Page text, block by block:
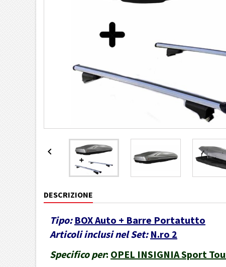

DESCRIZIONE
Tipo: BOX Auto + Barre Portatutto
Articoli inclusi nel Set: N.ro 2
Specifico per: OPEL INSIGNIA Sport